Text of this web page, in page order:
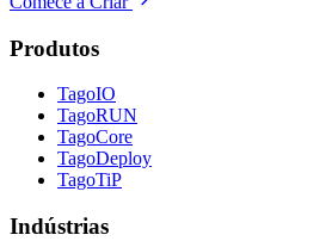
Produtos
TagoIO
TagoRUN
TagoCore
TagoDeploy
TagoTiP
Indústrias